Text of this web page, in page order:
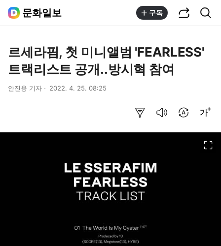
문화일보 구독
르세라핌, 첫 미니앨범 'FEARLESS'
트랙리스트 공개..방시혁 참여
안진용 기자 2022. 4. 25. 08:25